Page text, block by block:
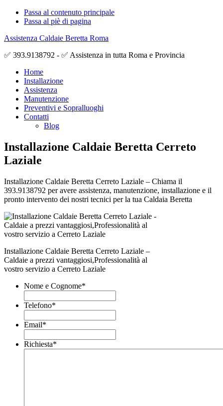
Passa al contenuto principale
Passa al piè di pagina
Assistenza Caldaie Beretta Roma
✅ 393.9138792 - ✅ Assistenza in tutta Roma e Provincia
Home
Installazione
Assistenza
Manutenzione
Preventivi e Sopralluoghi
Contatti
Blog
Installazione Caldaie Beretta Cerreto
Laziale
Installazione Caldaie Beretta Cerreto Laziale – Chiama il
393.9138792 per avere assistenza, manutenzione, installazione e il
pronto intervento dei nostri tecnici per la tua Caldaia Beretta
Installazione Caldaie Beretta Cerreto Laziale –
Caldaie a prezzi vantaggiosi,Professionalità al
vostro servizio a Cerreto Laziale
Nome e Cognome*
Telefono*
Email*
Richiesta*